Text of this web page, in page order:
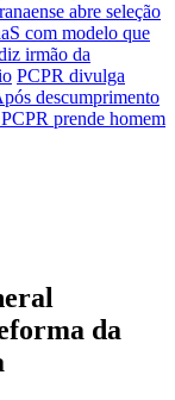
abre seleção
com modelo que
irmão da
PCPR divulga
descumprimento
prende homem
da